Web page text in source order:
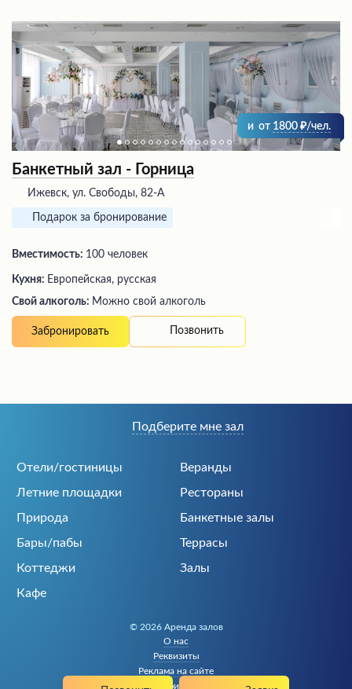
и от 1800 /чел.
Банкетный зал - Горница
Ижевск, ул. Свободы, 82-А
Подарок за бронирование
Вместимость: 100 человек
Кухня: Европейская, русская
Свой алкоголь: Можно свой алкоголь
Забронировать Позвонить
© 2026 Аренда залов
О нас
Реквизиты
Реклама на сайте
Политика конфиденциальности
Отели/гостиницы
Веранды
Летние площадки
Рестораны
Природа
Банкетные залы
Бары/пабы
Террасы
Коттеджи
Залы
Кафе
Подберите мне зал